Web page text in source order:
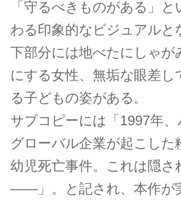
「守るべきものがある」
わる印象的なビジュアルと
下部分には地べたにしゃが
にする女性、無垢な眼差し
る子どもの姿がある。
サブコピーには「1997年
グローバル企業が起こした
幼児死亡事件。これは隠さ
――」。と記され、本作が